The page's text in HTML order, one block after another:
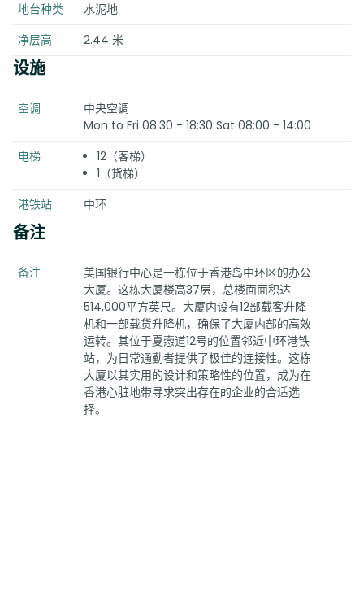
地台种类
水泥地
净层高
2.44 米
设施
空调
中央空调
Mon to Fri 08:30 - 18:30 Sat 08:00 - 14:00
电梯
12（客梯）
1（货梯）
港铁站
中环
备注
备注
美国银行中心是一栋位于香港岛中环区的办公
大厦。这栋大厦楼高37层，总楼面面积达
514,000平方英尺。大厦内设有12部载客升降
机和一部载货升降机，确保了大厦内部的高效
运转。其位于夏悫道12号的位置邻近中环港铁
站，为日常通勤者提供了极佳的连接性。这栋
大厦以其实用的设计和策略性的位置，成为在
香港心脏地带寻求突出存在的企业的合适选
择。